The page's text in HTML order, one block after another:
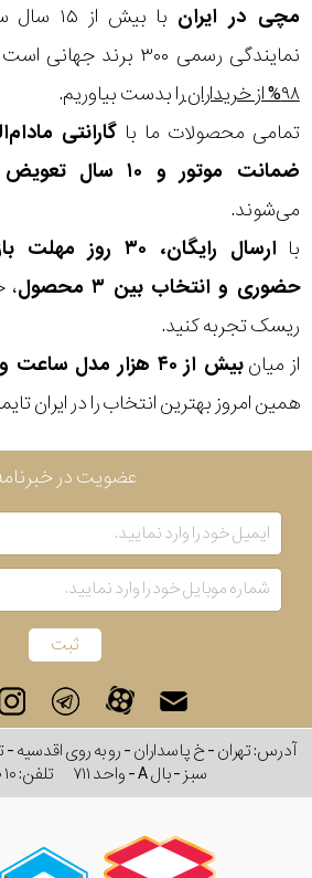
مچی در ایران
با بیش
نمایندگی رسمی ۳۰۰ برند جهانی است و توانسته ایم
۹۸% از خریداران
را بدست بیاوریم.
تمامی محصولات ما با
ضمانت موتور و ۱۰ سال تعویض رایگان باتری
می‌شوند.
با
ارسال رایگان،
حضوری و انتخاب بین ۳ محصول
،
ریسک تجربه کنید.
از میانبیش از ۴۰ هزار مدل ساعت و اکسسوری اورجینال
همین امروز بهترین انتخاب را در ایران
عضویت در
سبز - بال A - واحد ۷۱۱
تلفن: